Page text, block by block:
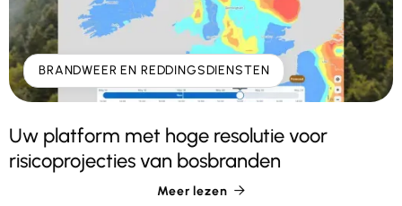
BRANDWEER EN REDDINGSDIENSTEN
Uw platform met hoge resolutie voor
risicoprojecties van bosbranden
Meer lezen 